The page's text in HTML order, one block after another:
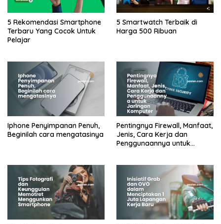
5 Rekomendasi Smartphone
Terbaru Yang Cocok Untuk
Pelajar
5 Smartwatch Terbaik di
Harga 500 Ribuan
Iphone Penyimpanan Penuh,
Beginilah cara mengatasinya
Pentingnya Firewall, Manfaat,
Jenis, Cara Kerja dan
Penggunaannya untuk